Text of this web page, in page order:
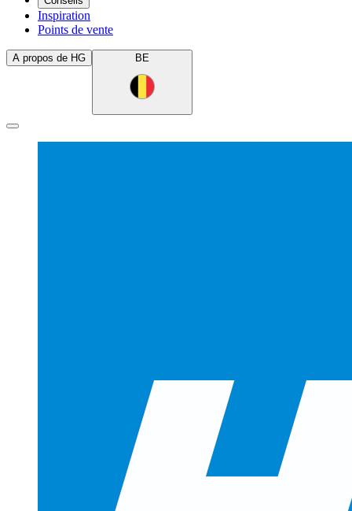
Inspiration
Points de vente
A propos de HG BE